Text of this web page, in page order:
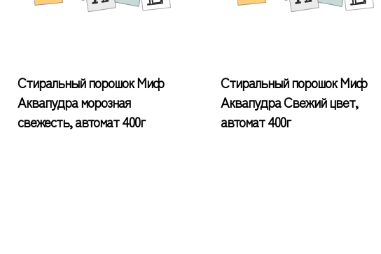
Стиральный порошок Миф
Аквапудра морозная
свежесть, автомат 400г
Стиральный порошок Миф
Аквапудра Свежий цвет,
автомат 400г